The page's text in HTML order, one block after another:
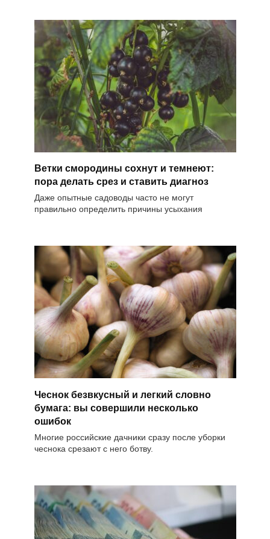
Ветки смородины сохнут и темнеют:
пора делать срез и ставить диагноз
Даже опытные садоводы часто не могут
правильно определить причины усыхания
Чеснок безвкусный и легкий словно
бумага: вы совершили несколько
ошибок
Многие российские дачники сразу после уборки
чеснока срезают с него ботву.